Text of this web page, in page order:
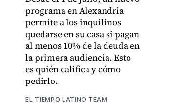
programa en Alexandria
permite a los inquilinos
quedarse en su casa si pagan
al menos 10% de la deuda en
la primera audiencia. Esto
es quién califica y cómo
pedirlo.
EL TIEMPO LATINO TEAM